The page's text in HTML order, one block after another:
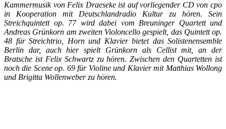
Kammermusik von Felix Draeseke ist auf vorliegender CD von cpo
in Kooperation mit Deutschlandradio Kultur zu hören. Sein
Streichquintett op. 77 wird dabei vom Breuninger Quartett und
Andreas Grünkorn am zweiten Violoncello gespielt, das Quintett op.
48 für Streichtrio, Horn und Klavier bietet das Solistenensemble
Berlin dar, auch hier spielt Grünkorn als Cellist mit, an der
Bratsche ist Felix Schwartz zu hören. Zwischen den Quartetten ist
noch die Scene op. 69 für Violine und Klavier mit Matthias Wollong
und Brigitta Wollenweber zu hören.